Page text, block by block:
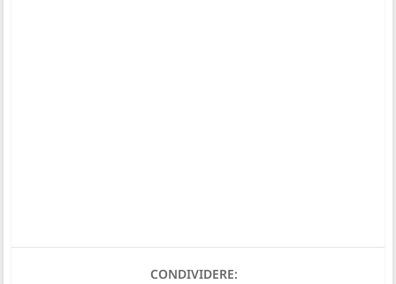
CONDIVIDERE: